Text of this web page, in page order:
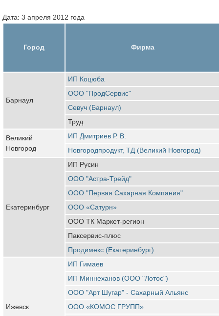
Дата: 3 апреля 2012 года
Город Фирма
Барнаул
ИП Коцюба
ООО "ПродСервис"
Севуч (Барнаул)
Труд
Великий
Новгород
ИП Дмитриев Р. В.
Новгородпродукт, ТД (Великий Новгород)
Екатеринбург
ИП Русин
ООО "Астра-Трейд"
ООО "Первая Сахарная Компания"
ООО «Сатурн»
ООО ТК Маркет-регион
Паксервис-плюс
Продимекс (Екатеринбург)
Ижевск
ИП Гимаев
ИП Миннеханов (ООО "Лотос")
ООО "Арт Шугар" - Сахарный Альянс
ООО «КОМОС ГРУПП»